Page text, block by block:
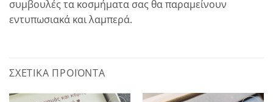
συμβουλές τα κοσμήματα σας θα παραμείνουν
εντυπωσιακά και λαμπερά.
ΣΧΕΤΙΚΆ ΠΡΟΪΌΝΤΑ